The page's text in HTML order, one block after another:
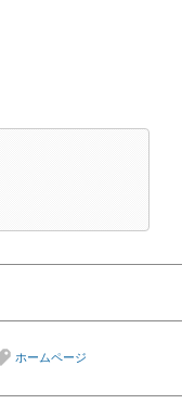
ホームページ